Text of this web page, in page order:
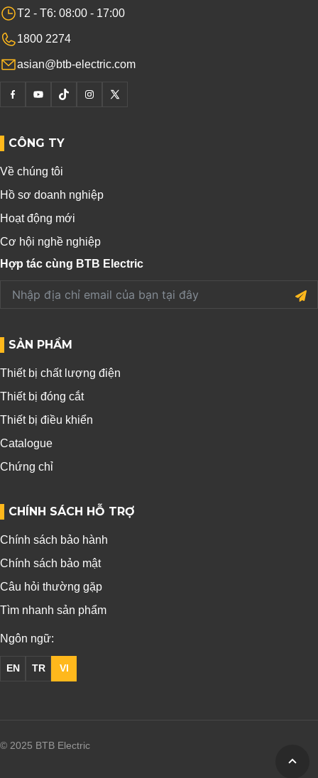
T2 - T6: 08:00 - 17:00
1800 2274
asian@btb-electric.com
CÔNG TY
Về chúng tôi
Hồ sơ doanh nghiệp
Hoạt động mới
Cơ hội nghề nghiệp
Hợp tác cùng BTB Electric
SẢN PHẨM
Thiết bị chất lượng điện
Thiết bị đóng cắt
Thiết bị điều khiển
Catalogue
Chứng chỉ
CHÍNH SÁCH HỖ TRỢ
Chính sách bảo hành
Chính sách bảo mật
Câu hỏi thường gặp
Tìm nhanh sản phẩm
Ngôn ngữ:
TR VI
EN
© 2025 BTB Electric